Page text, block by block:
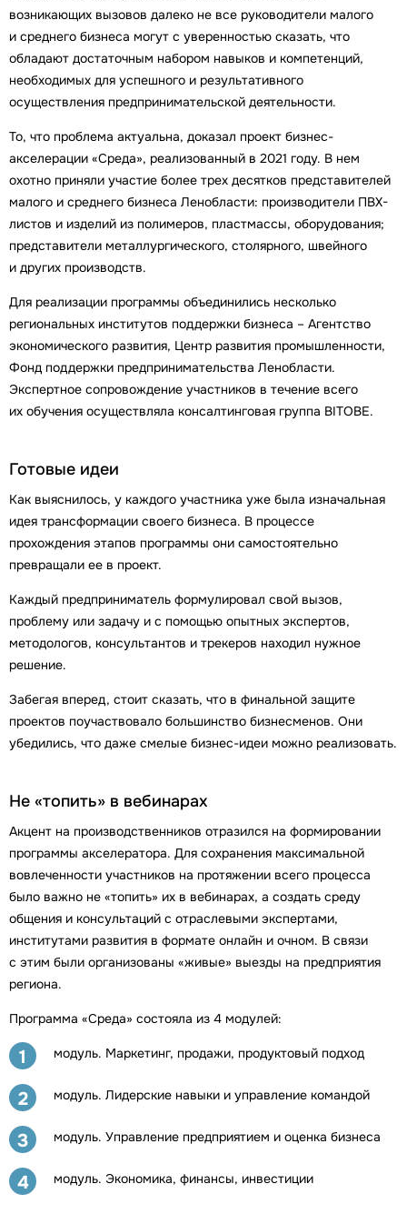
возникающих вызовов далеко не все руководители малого
и среднего бизнеса могут с уверенностью сказать, что
обладают достаточным набором навыков и компетенций,
необходимых для успешного и результативного
осуществления предпринимательской деятельности.
То, что проблема актуальна, доказал проект бизнес-
акселерации «Среда», реализованный в 2021 году. В нем
охотно приняли участие более трех десятков представителей
малого и среднего бизнеса Ленобласти: производители ПВХ-
листов и изделий из полимеров, пластмассы, оборудования;
представители металлургического, столярного, швейного
и других производств.
Для реализации программы объединились несколько
региональных институтов поддержки бизнеса – Агентство
экономического развития, Центр развития промышленности,
Фонд поддержки предпринимательства Ленобласти.
Экспертное сопровождение участников в течение всего
их обучения осуществляла консалтинговая группа BITOBE.
Готовые идеи
Как выяснилось, у каждого участника уже была изначальная
идея трансформации своего бизнеса. В процессе
прохождения этапов программы они самостоятельно
превращали ее в проект.
Каждый предприниматель формулировал свой вызов,
проблему или задачу и с помощью опытных экспертов,
методологов, консультантов и трекеров находил нужное
решение.
Забегая вперед, стоит сказать, что в финальной защите
проектов поучаствовало большинство бизнесменов. Они
убедились, что даже смелые бизнес-идеи можно реализовать.
Не «топить» в вебинарах
Акцент на производственников отразился на формировании
программы акселератора. Для сохранения максимальной
вовлеченности участников на протяжении всего процесса
было важно не «топить» их в вебинарах, а создать среду
общения и консультаций с отраслевыми экспертами,
институтами развития в формате онлайн и очном. В связи
с этим были организованы «живые» выезды на предприятия
региона.
Программа «Среда» состояла из 4 модулей:
1 модуль. Маркетинг, продажи, продуктовый подход
2 модуль. Лидерские навыки и управление командой
3 модуль. Управление предприятием и оценка бизнеса
4 модуль. Экономика, финансы, инвестиции